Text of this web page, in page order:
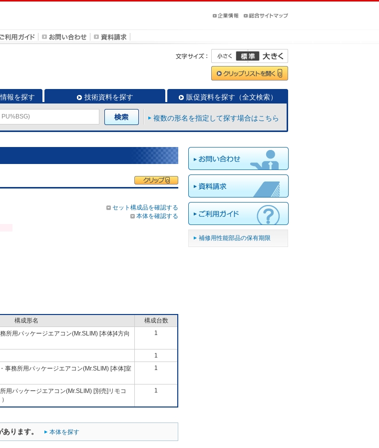
報を探す 技術資料を探す 販促資料を探す（全文検索）
複数の形名を指定して探す場合はこちら
セット構成品を確認する
本体を確認する
構成形名
構成台数
所用パッケージエアコン(Mr.SLIM) [本体]4方向
1
1
事務所用パッケージエアコン(Mr.SLIM) [本体]室
1
用パッケージエアコン(Mr.SLIM) [別売]リモコ
1
ります。 本体を探す
補修用性能部品の保有期限